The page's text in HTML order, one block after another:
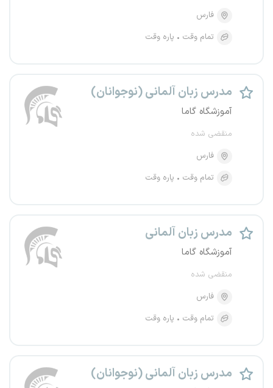
فارس
تمام وقت
پاره وقت
مدرس زبان آلمانی (نوجوانان)
آموزشگاه گاما
منقضی شده
فارس
تمام وقت
پاره وقت
مدرس زبان آلمانی
آموزشگاه گاما
منقضی شده
فارس
تمام وقت
پاره وقت
مدرس زبان آلمانی (نوجوانان)